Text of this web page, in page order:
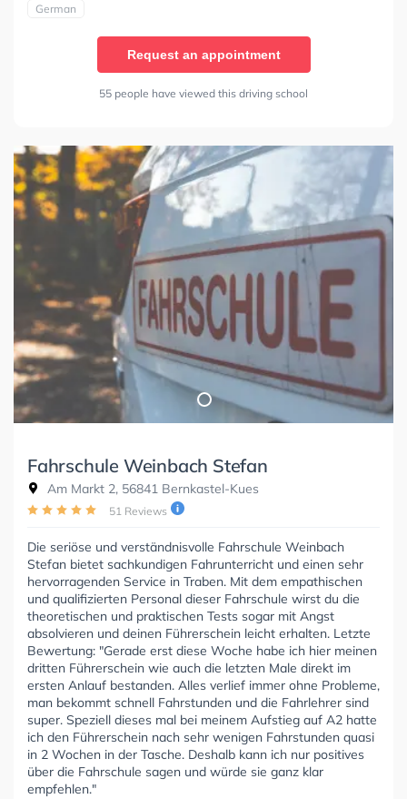
German
Request an appointment
55 people have viewed this driving school
Fahrschule Weinbach Stefan
Am Markt 2, 56841 Bernkastel-Kues
51 Reviews
Die seriöse und verständnisvolle Fahrschule Weinbach
Stefan bietet sachkundigen Fahrunterricht und einen sehr
hervorragenden Service in Traben. Mit dem empathischen
und qualifizierten Personal dieser Fahrschule wirst du die
theoretischen und praktischen Tests sogar mit Angst
absolvieren und deinen Führerschein leicht erhalten. Letzte
Bewertung: "Gerade erst diese Woche habe ich hier meinen
dritten Führerschein wie auch die letzten Male direkt im
ersten Anlauf bestanden. Alles verlief immer ohne Probleme,
man bekommt schnell Fahrstunden und die Fahrlehrer sind
super. Speziell dieses mal bei meinem Aufstieg auf A2 hatte
ich den Führerschein nach sehr wenigen Fahrstunden quasi
in 2 Wochen in der Tasche. Deshalb kann ich nur positives
über die Fahrschule sagen und würde sie ganz klar
empfehlen."